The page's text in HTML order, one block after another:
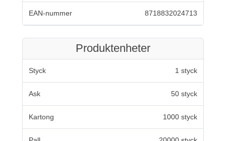
EAN-nummer 8718832024713
Produktenheter
Styck 1 styck
Ask 50 styck
Kartong 1000 styck